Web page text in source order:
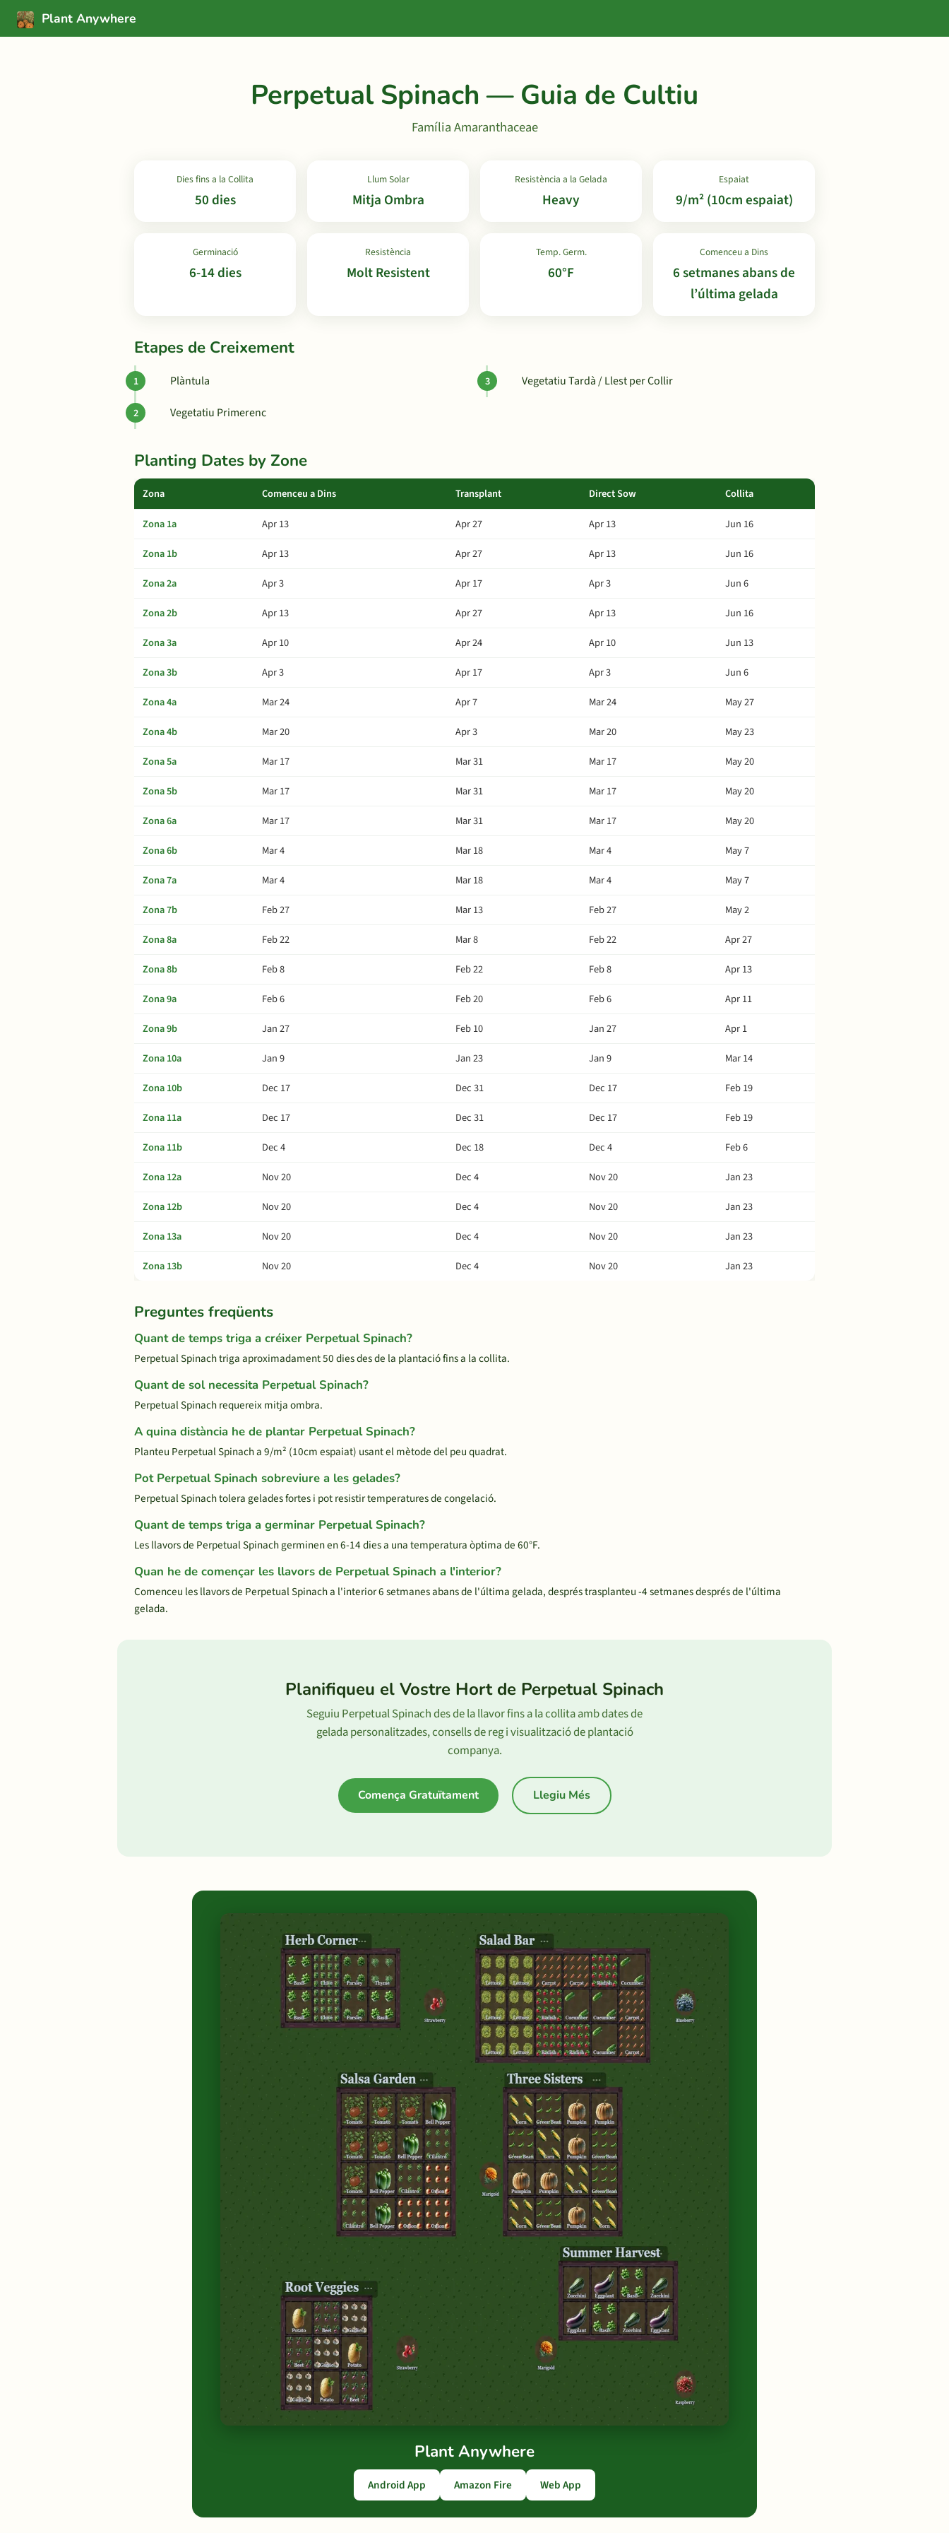
Plant Anywhere
Perpetual Spinach — Guia de Cultiu
Família Amaranthaceae
Dies fins a la Collita
50 dies
Llum Solar
Mitja Ombra
Resistència a la Gelada
Heavy
Espaiat
9/m² (10cm espaiat)
Germinació
6-14 dies
Resistència
Molt Resistent
Temp. Germ.
60°F
Comenceu a Dins
6 setmanes abans de
l’última gelada
Etapes de Creixement
Plàntula
Vegetatiu Primerenc
Vegetatiu Tardà / Llest per Collir
Planting Dates by Zone
Zona Comenceu a Dins Transplant Direct Sow Collita
Zona 1a Apr 13 Apr 27 Apr 13
Jun 16
Zona 1b
Apr 13 Apr 27 Apr 13
Jun 16
Zona 2a
Apr 3 Apr 17 Apr 3
Jun 6
Zona 2b
Apr 13 Apr 27 Apr 13
Jun 16
Zona 3a
Apr 10 Apr 24 Apr 10
Jun 13
Zona 3b
Apr 3 Apr 17 Apr 3
Jun 6
Zona 4a
Mar 24 Apr 7 Mar 24
May 27
Zona 4b
Mar 20 Apr 3 Mar 20
May 23
Zona 5a
Mar 17 Mar 31 Mar 17
May 20
Zona 5b
Mar 17 Mar 31 Mar 17
May 20
Zona 6a
Mar 17 Mar 31 Mar 17
May 20
Zona 6b
Mar 4 Mar 18 Mar 4
May 7
Zona 7a
Mar 4 Mar 18 Mar 4
May 7
Zona 7b
Feb 27 Mar 13 Feb 27
May 2
Zona 8a
Feb 22 Mar 8 Feb 22
Apr 27
Zona 8b
Feb 8 Feb 22 Feb 8
Apr 13
Zona 9a
Feb 6 Feb 20 Feb 6
Apr 11
Zona 9b
Jan 27 Feb 10 Jan 27
Apr 1
Zona 10a
Jan 9 Jan 23 Jan 9
Mar 14
Zona 10b
Dec 17 Dec 31 Dec 17
Feb 19
Zona 11a
Dec 17 Dec 31 Dec 17
Feb 19
Zona 11b
Dec 4 Dec 18 Dec 4
Feb 6
Zona 12a
Nov 20 Dec 4 Nov 20
Jan 23
Zona 12b
Nov 20 Dec 4 Nov 20
Jan 23
Zona 13a
Nov 20 Dec 4 Nov 20
Jan 23
Zona 13b
Nov 20 Dec 4 Nov 20 Jan 23
Preguntes freqüents
Quant de temps triga a créixer Perpetual Spinach?
Perpetual Spinach triga aproximadament 50 dies des de la plantació fins a la collita.
Quant de sol necessita Perpetual Spinach?
Perpetual Spinach requereix mitja ombra.
A quina distància he de plantar Perpetual Spinach?
Planteu Perpetual Spinach a 9/m² (10cm espaiat) usant el mètode del peu quadrat.
Pot Perpetual Spinach sobreviure a les gelades?
Perpetual Spinach tolera gelades fortes i pot resistir temperatures de congelació.
Quant de temps triga a germinar Perpetual Spinach?
Les llavors de Perpetual Spinach germinen en 6-14 dies a una temperatura òptima de 60°F.
Quan he de començar les llavors de Perpetual Spinach a l'interior?
Comenceu les llavors de Perpetual Spinach a l'interior 6 setmanes abans de l'última gelada, després trasplanteu -4 setmanes després de l'última
gelada.
Planifiqueu el Vostre Hort de Perpetual Spinach
Seguiu Perpetual Spinach des de la llavor fins a la collita amb dates de
gelada personalitzades, consells de reg i visualització de plantació
companya.
Comença Gratuïtament Llegiu Més
Plant Anywhere
Android App Amazon Fire Web App